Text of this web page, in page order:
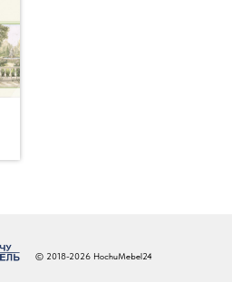
© 2018-2026 HochuMebel24